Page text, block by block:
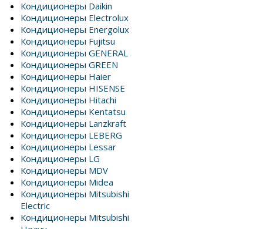
Кондиционеры Daikin
Кондиционеры Electrolux
Кондиционеры Energolux
Кондиционеры Fujitsu
Кондиционеры GENERAL
Кондиционеры GREEN
Кондиционеры Haier
Кондиционеры HISENSE
Кондиционеры Hitachi
Кондиционеры Kentatsu
Кондиционеры Lanzkraft
Кондиционеры LEBERG
Кондиционеры Lessar
Кондиционеры LG
Кондиционеры MDV
Кондиционеры Midea
Кондиционеры Mitsubishi
Electric
Кондиционеры Mitsubishi